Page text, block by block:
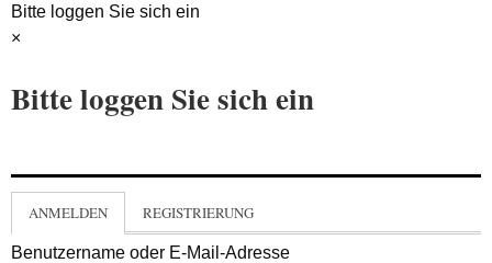
Bitte loggen Sie sich ein
×
Bitte loggen Sie sich ein
ANMELDEN REGISTRIERUNG
Benutzername oder E-Mail-Adresse